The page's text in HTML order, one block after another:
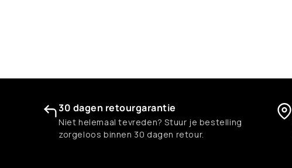
30 dagen retourgarantie
Niet helemaal tevreden? Stuur je bestelling
zorgeloos binnen 30 dagen retour.